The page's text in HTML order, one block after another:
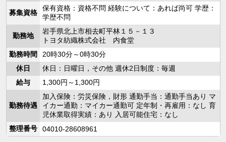
募集資格
保有資格：資格不問 経験について：あれば尚可 学歴：
学歴不問
勤務地
岩手県北上市相去町平林１５－１３
トヨタ紡織株式会社 内食堂
勤務時間
20時30分～0時30分
休日
休日：日曜日，その他 週休2日制度：毎週
給与
1,300円～1,300円
勤務待遇
加入保険：労災保険，財形 通勤手当：通勤手当あり マ
イカー通勤：マイカー通勤可 定年制・再雇用：なし 育
児休業取得実績：あり 入居可能住宅：なし
整理番号
04010-28608961